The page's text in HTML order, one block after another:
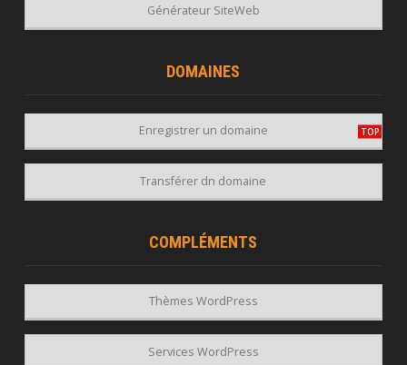
Générateur SiteWeb
DOMAINES
Enregistrer un domaine
Transférer dn domaine
COMPLÉMENTS
Thèmes WordPress
Services WordPress